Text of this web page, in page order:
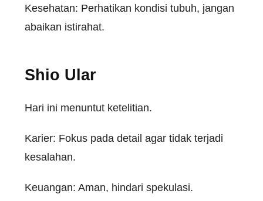
Kesehatan: Perhatikan kondisi tubuh, jangan
abaikan istirahat.
Shio Ular
Hari ini menuntut ketelitian.
Karier: Fokus pada detail agar tidak terjadi
kesalahan.
Keuangan: Aman, hindari spekulasi.